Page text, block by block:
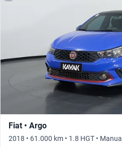
Fiat • Argo
2018 • 61.000 km • 1.8 HGT • Manual